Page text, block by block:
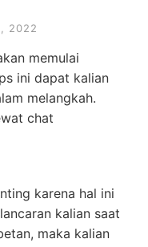
2022
memulai
ini dapat kalian
melangkah.
chat
karena hal ini
kalian saat
maka kalian